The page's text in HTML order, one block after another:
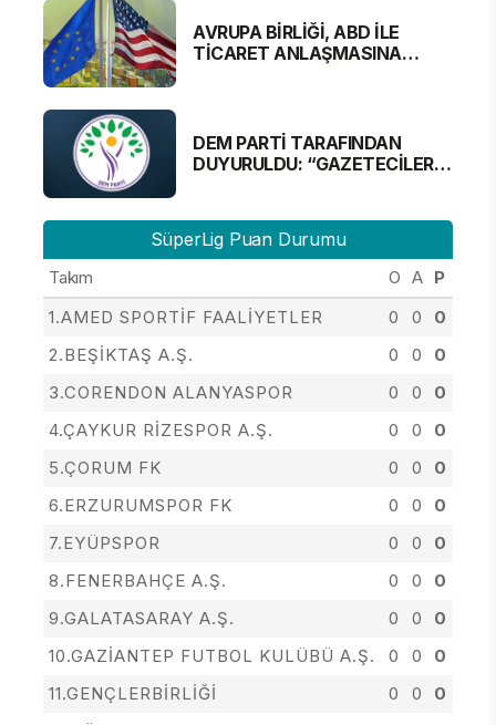
AVRUPA BİRLİĞİ, ABD İLE
TİCARET ANLAŞMASINA
DEM PARTİ TARAFINDAN
DUYURULDU: “GAZETECİLER
SüperLig Puan Durumu
Takım O A P
1.AMED SPORTİF FAALİYETLER
0 0
0
2.BEŞİKTAŞ A.Ş.
0 0
0
3.CORENDON ALANYASPOR
0 0
0
4.ÇAYKUR RİZESPOR A.Ş.
0 0
0
5.ÇORUM FK
0 0
0
6.ERZURUMSPOR FK
0 0
0
7.EYÜPSPOR
0 0
0
8.FENERBAHÇE A.Ş.
0 0
0
9.GALATASARAY A.Ş.
0 0
0
10.GAZİANTEP FUTBOL KULÜBÜ A.Ş.
0 0
0
11.GENÇLERBİRLİĞİ
0 0
0